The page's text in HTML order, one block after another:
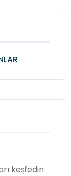
keşfedin